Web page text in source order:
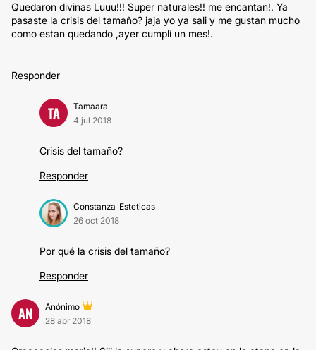
Quedaron divinas Luuu!!! Super naturales!! me encantan!. Ya
pasaste la crisis del tamaño? jaja yo ya sali y me gustan mucho
como estan quedando ,ayer cumplí un mes!.
Responder
TA
Tamaara
4 jul 2018
Crisis del tamaño?
Responder
Constanza_Esteticas
26 oct 2018
Por qué la crisis del tamaño?
Responder
AN
Anónimo
28 abr 2018